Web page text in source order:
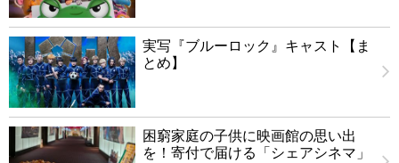
実写『ブルーロック』キャスト【ま
とめ】
困窮家庭の子供に映画館の思い出
を！寄付で届ける「シェアシネマ」